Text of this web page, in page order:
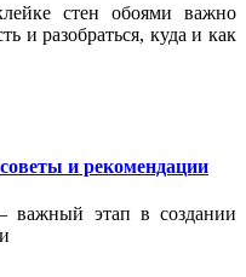
стен обоями важно
и разобраться, куда и как
и рекомендации
важный этап в создании